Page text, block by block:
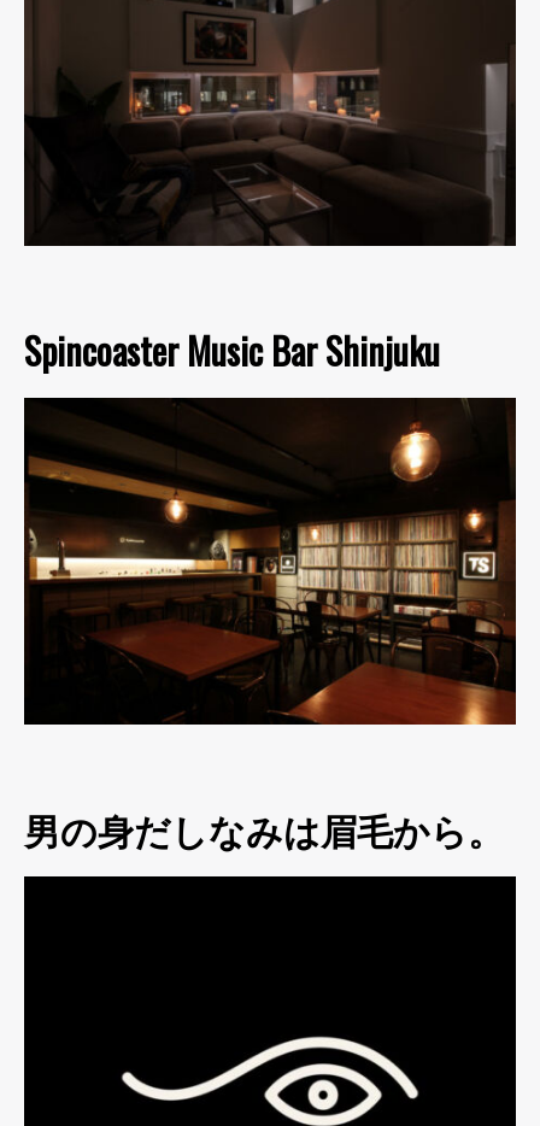
Spincoaster Music Bar Shinjuku
男の身だしなみは眉毛から。